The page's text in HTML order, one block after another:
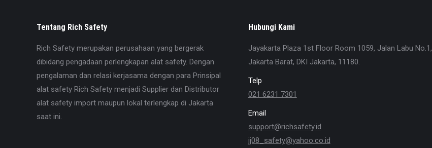
Tentang Rich Safety
Rich Safety merupakan perusahaan yang bergerak
dibidang pengadaan perlengkapan alat safety. Dengan
pengalaman dan relasi kerjasama dengan para Prinsipal
alat safety Rich Safety menjadi Supplier dan Distributor
alat safety import maupun lokal terlengkap di Jakarta
saat ini.
Hubungi Kami
Jayakarta Plaza 1st Floor Room 1059, Jalan Labu No.1,
Jakarta Barat, DKI Jakarta, 11180.
Telp
021 6231 7301
Email
support@richsafety.id
jj08_safety@yahoo.co.id